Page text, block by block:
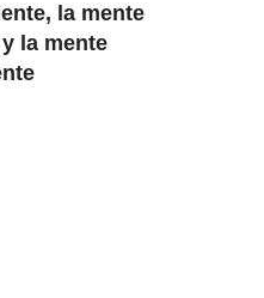
la mente
la mente